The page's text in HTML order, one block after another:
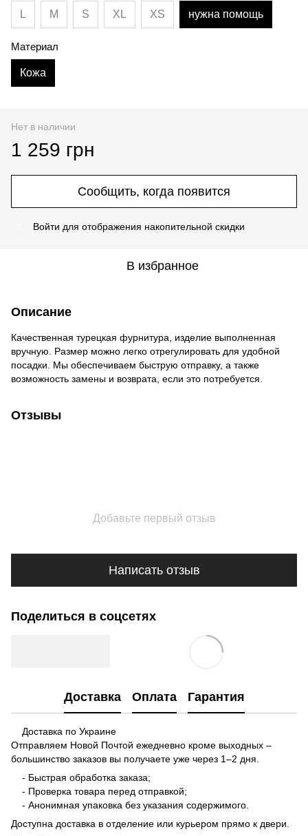
L M S XL XS нужна помощь
Материал
Кожа
Нет в наличии
1 259 грн
Сообщить, когда появится
Войти для отображения накопительной скидки
В избранное
Описание
Качественная турецкая фурнитура, изделие выполненная
вручную. Размер можно легко отрегулировать для удобной
посадки. Мы обеспечиваем быструю отправку, а также
возможность замены и возврата, если это потребуется.
Отзывы
Добавьте первый отзыв
Написать отзыв
Поделиться в соцсетях
Доставка Оплата Гарантия
Доставка по Украине
Отправляем Новой Почтой ежедневно кроме выходных –
большинство заказов вы получаете уже через 1–2 дня.
- Быстрая обработка заказа;
- Проверка товара перед отправкой;
- Анонимная упаковка без указания содержимого.
Доступна доставка в отделение или курьером прямо к двери.